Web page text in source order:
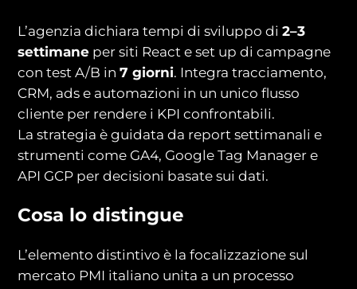
L’agenzia dichiara tempi di sviluppo di2–3
settimane per siti React e set up di campagne
con test A/B in7 giorni. Integra tracciamento,
CRM, ads e automazioni in un unico flusso
cliente per rendere i KPI confrontabili.
La strategia è guidata da report settimanali e
strumenti come GA4, Google Tag Manager e
API GCP per decisioni basate sui dati.
Cosa lo distingue
L’elemento distintivo è la focalizzazione sul
mercato PMI italiano unita a un processo